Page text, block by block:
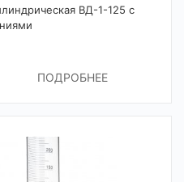
ВД-1-125 с
ПОДРОБНЕЕ